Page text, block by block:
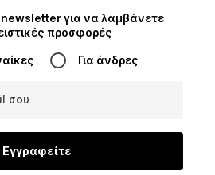
newsletter για να λαμβάνετε
προσφορές
Για άνδρες
σου
Εγγραφείτε